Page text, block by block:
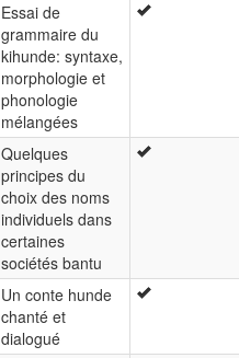
Essai de
grammaire du
kihunde: syntaxe,
morphologie et
phonologie
mélangées
Quelques
principes du
choix des noms
individuels dans
certaines
sociétés bantu
Un conte hunde
chanté et
dialogué